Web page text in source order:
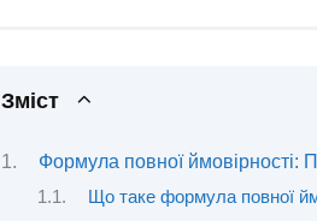
Зміст
Формула повної ймовірності:
Що таке формула повної